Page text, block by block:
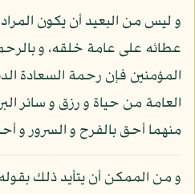
و ليس من البعيد أن يكون
عطائه على عامة خلقه، و
المؤمنين فإن رحمة السعادة
العامة من حياة و رزق و سائر
منهما أحق بالفرح و السرور و
و من الممكن أن يتأيد ذلك